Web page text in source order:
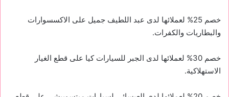
خصم 25% لعملائها لدى عبد اللطيف جميل على الاكسسوارات
والبطاريات والكفرات.
خصم 30% لعملائها لدى الجبر للسيارات كيا على قطع الغيار
الاستهلاكية.